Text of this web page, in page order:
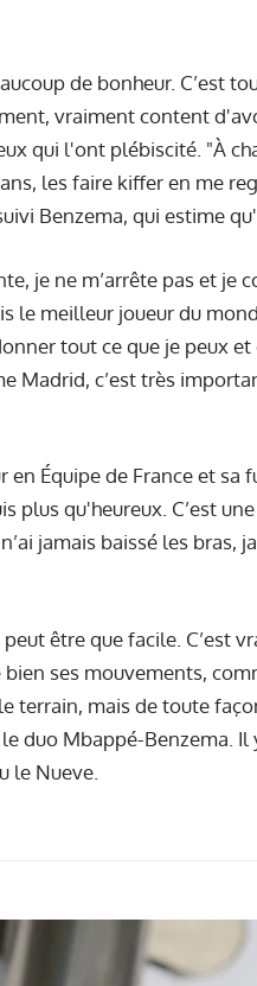
de bonheur. C’est
vraiment content
qui l'ont plébiscité. "À
les faire kiffer en me
Benzema, qui estime
je ne m’arrête pas et je
le meilleur joueur du
tout ce que je peux
Madrid, c’est très
en Équipe de France et
plus qu'heureux. C’est
jamais baissé les bras,
être que facile. C’est
bien ses mouvements,
terrain, mais de toute
duo Mbappé-Benzema.
le Nueve.